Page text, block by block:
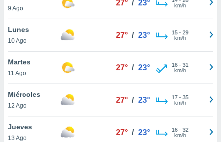
más
nuestra
y
de
disponible
9 Ago
27° / 23°
km/h
Lunes
10 Ago
27° / 23° 15- 29
km/h
Martes
11 Ago
27° / 23° 16- 31
km/h
Miércoles
12 Ago
27° / 23° 17- 35
km/h
Jueves
13 Ago
27° / 23° 16- 32
km/h